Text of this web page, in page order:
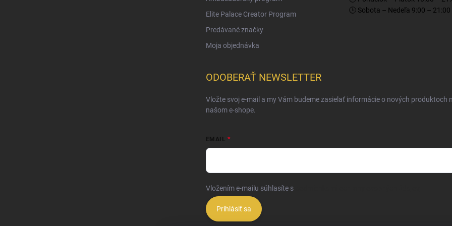
Elite Palace Creator Program
Predávané značky
Moja objednávka
🕒 Sobota – Nedeľa 9:00 – 21:00
ODOBERAŤ NEWSLETTER
Vložte svoj e-mail a my Vám budeme zasielať informácie o nových produktoch
našom e-shope.
EMAIL
Vložením e-mailu súhlasíte s
Prihlásiť sa